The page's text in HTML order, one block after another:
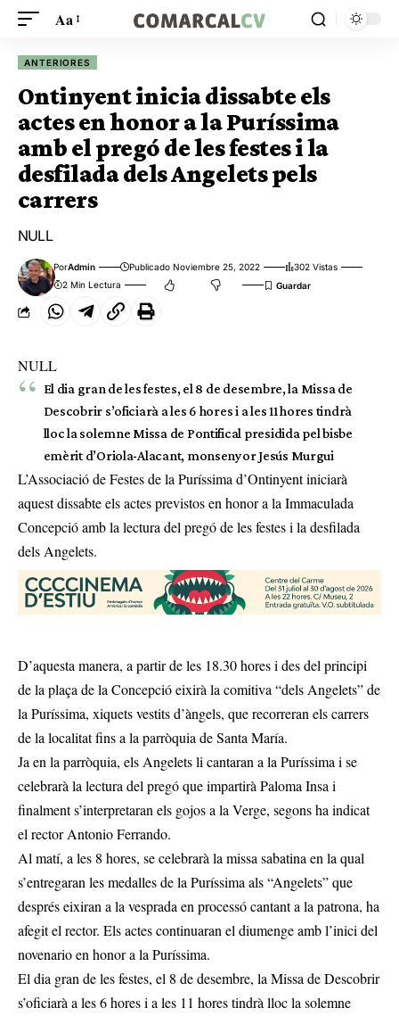
Aa
ANTERIORES
Ontinyent inicia dissabte els
actes en honor a la Puríssima
amb el pregó de les festes i la
desfilada dels Angelets pels
carrers
NULL
PorAdmin Publicado Noviembre 25, 2022
302 Vistas
2 Min Lectura
NULL
El dia gran de les festes, el 8 de desembre, la Missa de
Descobrir s’oficiarà a les 6 hores i a les 11 hores tindrà
lloc la solemne Missa de Pontifical presidida pel bisbe
emèrit d’Oriola-Alacant, monsenyor Jesús Murgui
L’Associació de Festes de la Puríssima d’Ontinyent iniciarà
aquest dissabte els actes previstos en honor a la Immaculada
Concepció amb la lectura del pregó de les festes i la desfilada
dels Angelets.
D’aquesta manera, a partir de les 18.30 hores i des del principi
de la plaça de la Concepció eixirà la comitiva “dels Angelets” de
la Puríssima, xiquets vestits d’àngels, que recorreran els carrers
de la localitat fins a la parròquia de Santa María.
Ja en la parròquia, els Angelets li cantaran a la Puríssima i se
celebrarà la lectura del pregó que impartirà Paloma Insa i
finalment s’interpretaran els gojos a la Verge, segons ha indicat
el rector Antonio Ferrando.
Al matí, a les 8 hores, se celebrarà la missa sabatina en la qual
s’entregaran les medalles de la Puríssima als “Angelets” que
després eixiran a la vesprada en processó cantant a la patrona, ha
afegit el rector. Els actes continuaran el diumenge amb l’inici del
novenario en honor a la Puríssima.
El dia gran de les festes, el 8 de desembre, la Missa de Descobrir
s’oficiarà a les 6 hores i a les 11 hores tindrà lloc la solemne